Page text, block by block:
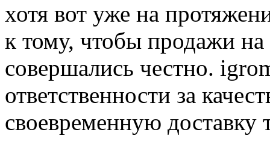
хотя вот уже на
к тому, чтобы продажи
совершались честно.
ответственности за
своевременную доставку